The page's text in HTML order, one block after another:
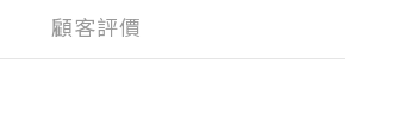
顧客評價